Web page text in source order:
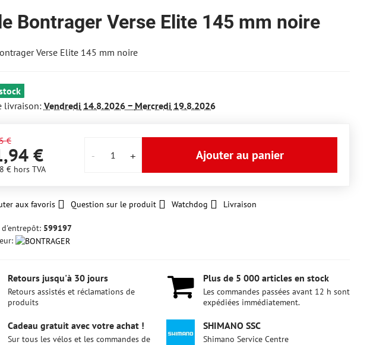
Bontrager Verse Elite 145 mm noire
Verse Elite 145 mm noire
livraison: Vendredi14.8.2026 − Mercredi19.8.2026
€
€
€ hors TVA
Ajouter au panier
aux favoris Question sur le produit Watchdog Livraison
d'entrepôt: 599197
Retours jusqu'à 30 jours
Retours assistés et réclamations de
produits
Plus de 5 000 articles en stock
Les commandes passées avant 12 h sont
expédiées immédiatement.
Cadeau gratuit avec votre achat !
Sur tous les vélos et les commandes de
SHIMANO SSC
Shimano Service Centre